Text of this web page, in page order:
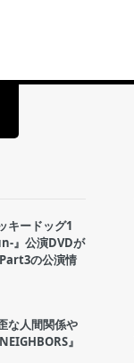
キードッグ1
』公演DVDが
の公演情
な人間関係や
』